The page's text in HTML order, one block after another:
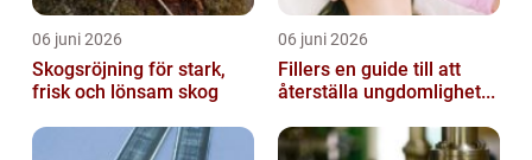
06 juni 2026
Skogsröjning för stark,
frisk och lönsam skog
06 juni 2026
Fillers en guide till att
återställa ungdomlighet...